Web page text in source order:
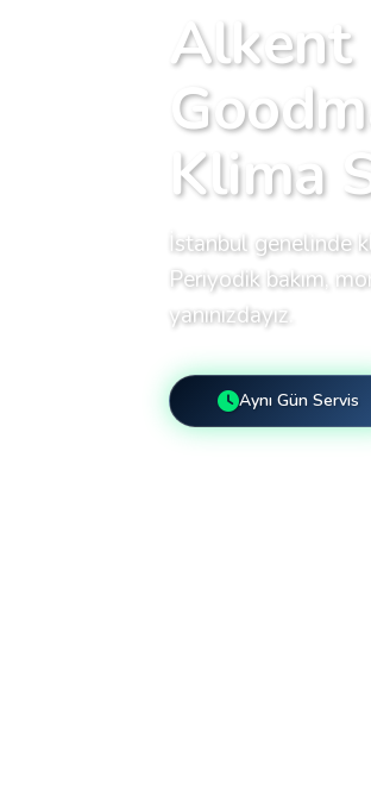
Alkent
Klima
İstanbul genelinde
Periyodik bakım,
yanınızdayız.
Aynı Gün Servis